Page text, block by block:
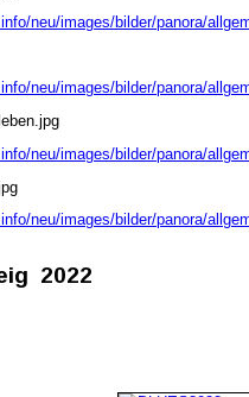
neu/images/bilder/panora/
neu/images/bilder/panora/
neu/images/bilder/panora/
neu/images/bilder/panora/
2022